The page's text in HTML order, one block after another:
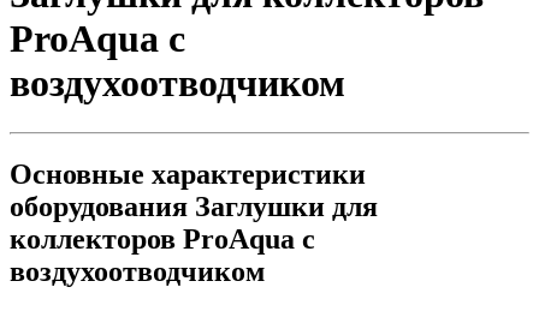
ProAqua с
воздухоотводчиком
Основные характеристики
оборудования Заглушки для
коллекторов ProAqua с
воздухоотводчиком